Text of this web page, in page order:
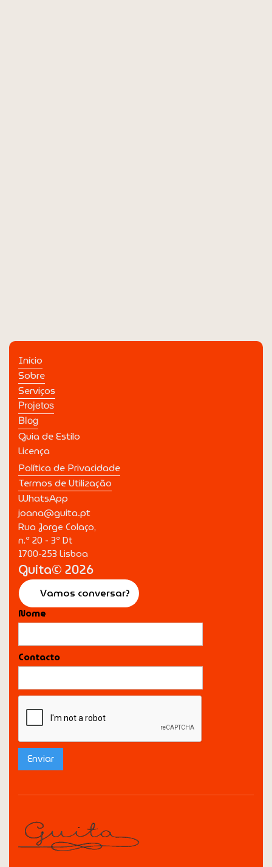
Livro 70 anos de histórias cheias de corpo e
alma
DEZ 2026
Guita© 2026
Vamos conversar?
Nome
Contacto
WhatsApp
joana@guita.pt
Rua Jorge Colaço,
n.º 20 - 3º Dt
1700-253 Lisboa
Início
Sobre
Serviços
Projetos
Blog
Guia de Estilo
Licença
Política de Privacidade
Termos de Utilização